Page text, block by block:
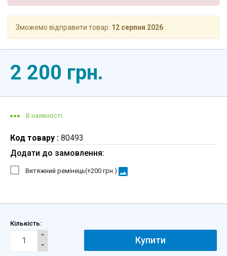
Зможемо відправити товар: 12 серпня 2026
2 200 грн.
В наявності
Код товару : 80493
Додати до замовлення:
Витяжний ремінець(+200 грн.) image
Кількість:
Купити